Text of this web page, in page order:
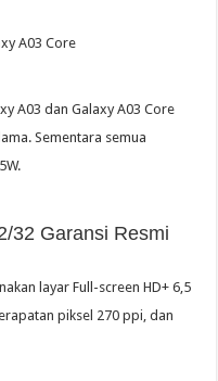
A03 dan Galaxy A03 Core
Sementara semua
32 Garansi Resmi
layar Full-screen HD+ 6,5
piksel 270 ppi, dan